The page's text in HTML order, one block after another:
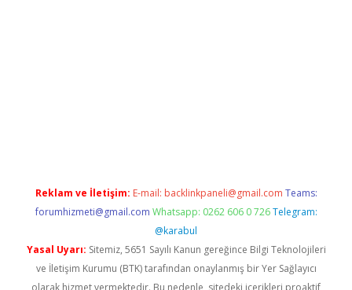
Reklam ve İletişim: E-mail: backlinkpaneli@gmail.com Teams:
forumhizmeti@gmail.com Whatsapp: 0262 606 0 726 Telegram:
@karabul
Yasal Uyarı: Sitemiz, 5651 Sayılı Kanun gereğince Bilgi Teknolojileri
ve İletişim Kurumu (BTK) tarafından onaylanmış bir Yer Sağlayıcı
olarak hizmet vermektedir. Bu nedenle, sitedeki içerikleri proaktif